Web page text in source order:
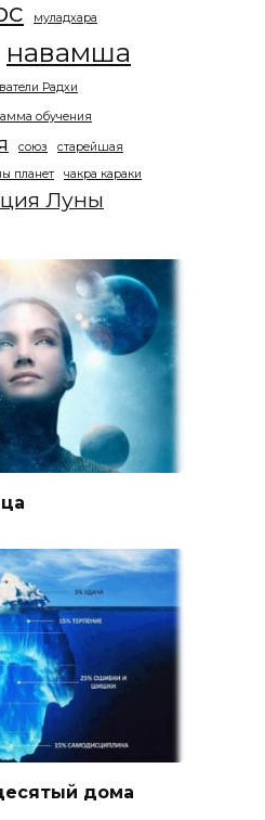
муладхара
навамша
Радхи
обучения
союз
старейшая
планет чакра караки
Луны
дома